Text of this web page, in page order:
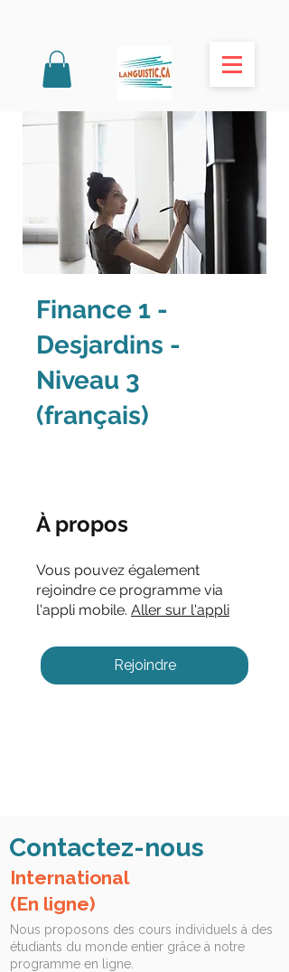
Finance 1 -
Desjardins -
Niveau 3
(français)
À propos
Vous pouvez également
rejoindre ce programme via
l'appli mobile. Aller sur l'appli
Rejoindre
Contactez-nous
International
(En ligne)
Nous proposons des cours individuels à des
étudiants du monde entier grâce à notre
programme en ligne.